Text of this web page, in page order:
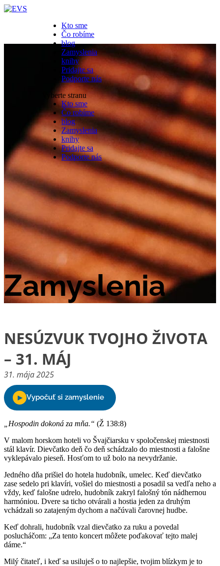
Kto sme
Čo robíme
blog
Zamyslenia
knihy
Pridajte sa
Podporte nás
Vyberte stranu
Kto sme
Čo robíme
blog
Zamyslenia
knihy
Pridajte sa
Podporte nás
Zamyslenia
NESÚZVUK TVOJHO ŽIVOTA
– 31. MÁJ
31. mája 2025
„Hospodin dokoná za mňa.“ (Ž 138:8)
V malom horskom hoteli vo Švajčiarsku v spoločenskej miestnosti
stál klavír. Dievčatko deň čo deň schádzalo do miestnosti a falošne
vyklepávalo pieseň. Hosťom to už bolo na nevydržanie.
Jedného dňa prišiel do hotela hudobník, umelec. Keď dievčatko
zase sedelo pri klavíri, vošiel do miestnosti a posadil sa vedľa neho a
vždy, keď falošne udrelo, hudobník zakryl falošný tón nádhernou
harmóniou. Dvere sa ticho otvárali a hostia jeden za druhým
vchádzali so zatajeným dychom a načúvali čarovnej hudbe.
Keď dohrali, hudobník vzal dievčatko za ruku a povedal
poslucháčom: „Za tento koncert môžete poďakovať tejto malej
dáme.“
Milý čitateľ, i keď sa usiluješ o to najlepšie, tvojim blízkym je to